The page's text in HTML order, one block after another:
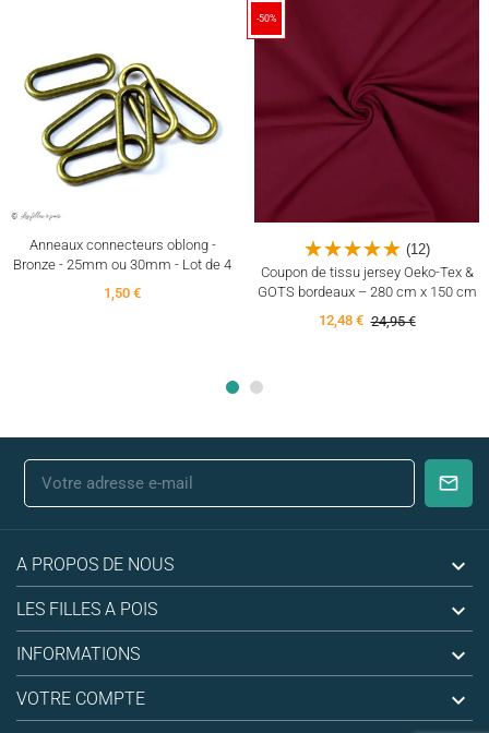
Anneaux connecteurs oblong -
Bronze - 25mm ou 30mm - Lot de 4
1,50 €
-50%
(12)
Coupon de tissu jersey Oeko-Tex &
GOTS bordeaux – 280 cm x 150 cm
12,48 € 24,95 €
A PROPOS DE NOUS 
LES FILLES A POIS 
INFORMATIONS 
VOTRE COMPTE 